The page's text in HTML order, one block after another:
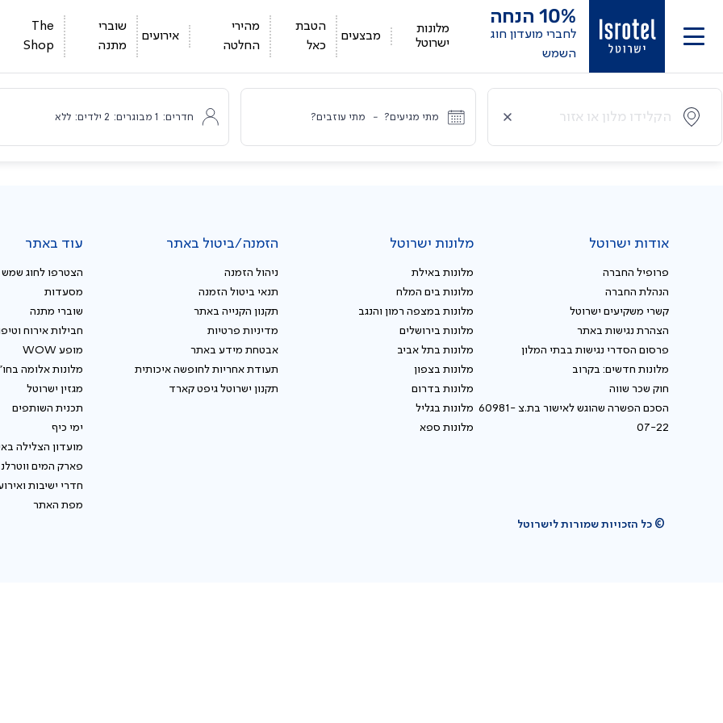
10% הנחה
לחברי מועדון חוג
השמש
מלונות
ישרוטל
מבצעים
הטבת
כאל
מהירי
החלטה
אירועים
שוברי
מתנה
The
Shop
מתי מגיעים? - מתי עוזבים? חדרים: 1 מבוגרים: 2 ילדים: ללא
אודות ישרוטל
פרופיל החברה
הנהלת החברה
קשרי משקיעים ישרוטל
הצהרת נגישות באתר
פרסום הסדרי נגישות בבתי המלון
מלונות חדשים: בקרוב
חוק שכר שווה
הסכם הפשרה שהוגש לאישור בת.צ 60981-
07-22
מלונות ישרוטל
מלונות באילת
מלונות בים המלח
מלונות במצפה רמון והנגב
מלונות בירושלים
מלונות בתל אביב
מלונות בצפון
מלונות בדרום
מלונות בגליל
מלונות ספא
הזמנה/ביטול באתר
ניהול הזמנה
תנאי ביטול הזמנה
תקנון הקנייה באתר
מדיניות פרטיות
אבטחת מידע באתר
תעודת אחריות לחופשה איכותית
תקנון ישרוטל גיפט קארד
עוד באתר
הצטרפו לחוג שמש
מסעדות
שוברי מתנה
חבילות אירוח
מופע WOW
מלונות אלומה
מגזין ישרוטל
תכנית השותפים
ימי כיף
מועדון הצלילה
פארק המים
חדרי ישיבות
מפת האתר
© כל הזכויות שמורות לישרוטל